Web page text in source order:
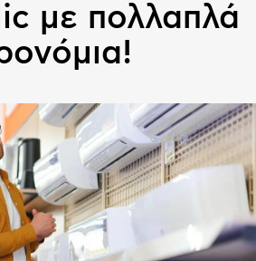
με πολλαπλά